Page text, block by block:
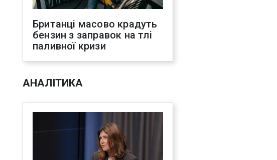
Британці масово крадуть
бензин з заправок на тлі
паливної кризи
АНАЛІТИКА